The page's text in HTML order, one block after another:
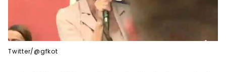
Twitter/@gfkot